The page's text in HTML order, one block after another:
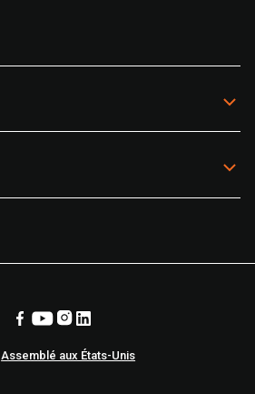
Assemblé aux États-Unis